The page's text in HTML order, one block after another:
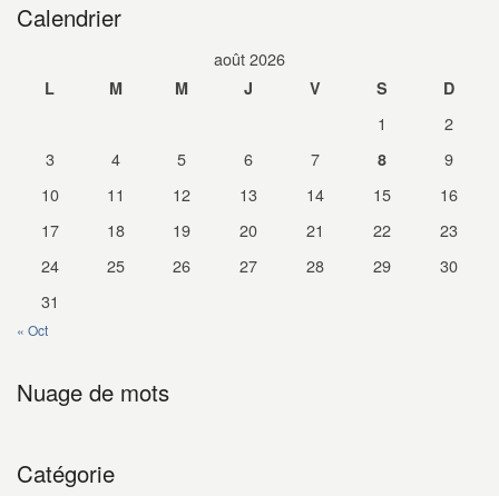
Calendrier
août 2026
L M M J V S D
1
2
3
4 5 6 7 8
9
10
11 12 13 14 15
16
17
18 19 20 21 22
23
24
25 26 27 28 29
30
31
« Oct
Nuage de mots
Catégorie